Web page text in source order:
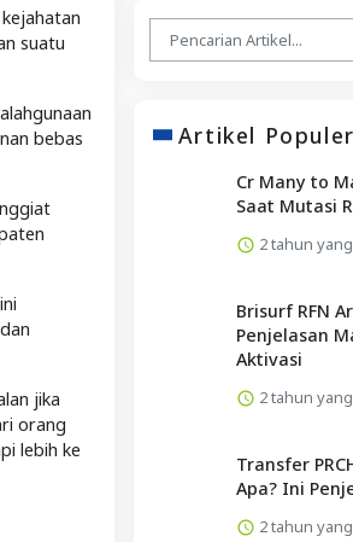
suatu
bebas
jika
orang
lebih ke
Artikel Populer
Cr Many to
Saat Mutasi
2 tahun
Brisurf RFN
Penjelasan
Aktivasi
2 tahun
Transfer
Apa? Ini
2 tahun